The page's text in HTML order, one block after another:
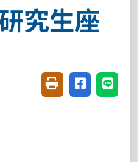
究生座
友善列印(開新視
分享至臉書
分享